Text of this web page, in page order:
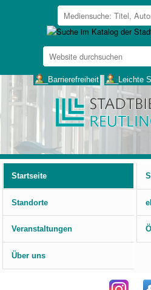
Website
durchsuchen
___Barrierefreiheit ___Leichte
Startseite
Standorte
Veranstaltungen
Über uns